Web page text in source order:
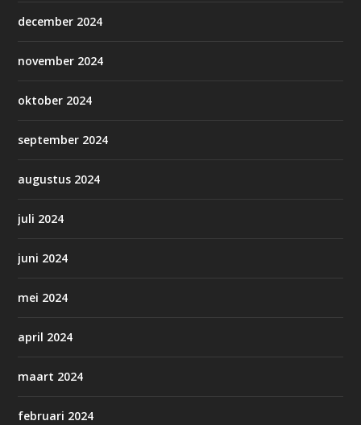
december 2024
november 2024
oktober 2024
september 2024
augustus 2024
juli 2024
juni 2024
mei 2024
april 2024
maart 2024
februari 2024